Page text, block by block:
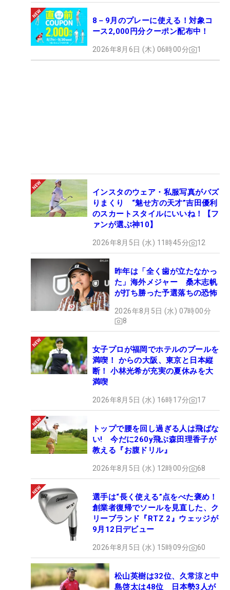
8－9月のプレーに使える！対象コ
ース2,000円分クーポン配布中！
2026年8月6日 (木) 06時00分 1
インスタのウェア・私服写真がバズ
りまくり “魅せ方の天才”吉田優利
のスカートスタイルにいいね！【フ
ァンが選ぶ神10】
2026年8月5日 (水) 11時45分 12
昨年は「全く歯が立たなかっ
た」海外メジャー 桑木志帆
が打ち勝った予選落ちの恐怖
2026年8月5日 (水) 07時00分
8
女子プロが福岡でホテルのプールを
満喫！ からの大阪、東京と日本縦
断！ 小林光希が充実の夏休みを大
満喫
2026年8月5日 (水) 16時17分 17
トップで腰を回し過ぎる人は飛ばな
い! 今だに260y飛ぶ森田理香子が
教える『お腹ドリル』
2026年8月5日 (水) 12時00分 68
選手は“長く使える”点をべた褒め！
創業者復帰でソールを見直した、ク
リーブランド『RTZ 2』ウェッジが
9月12日デビュー
2026年8月5日 (水) 15時09分 60
松山英樹は32位、久常涼と中
島啓太は48位 日本勢3人が